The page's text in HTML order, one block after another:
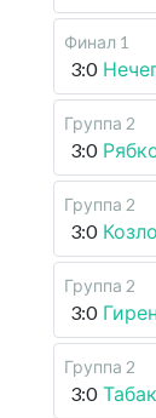
Финал 1
3:0
Группа 2
3:0
Группа 2
3:0
Группа 2
3:0
Группа 2
3:0